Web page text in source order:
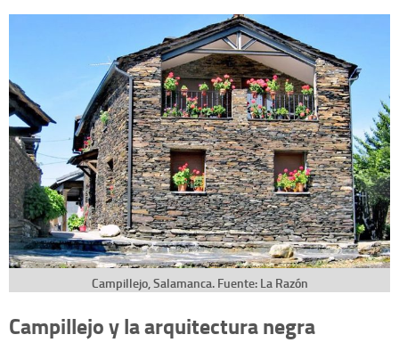
Campillejo, Salamanca. Fuente: La Razón
Campillejo y la arquitectura negra